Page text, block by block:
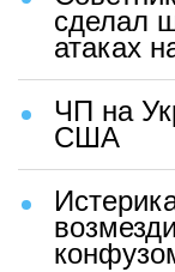
сделал
атаках
ЧП на
США